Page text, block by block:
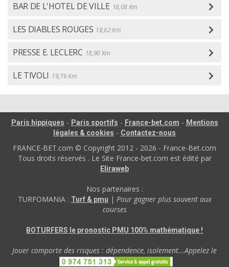
BAR DE L'HOTEL DE VILLE 18,08 Km
LES DIABLES ROUGES 18,62 Km
PRESSE E. LECLERC 18,90 Km
LE TIVOLI 19,76 Km
Paris hippiques - Paris sportifs - France-bet.com - Mentions
légales & cookies - Contactez-nous
FRANCE-BET.com © Copyright 2012 - 2026 - France-Bet.com
Tous droits réservés . Le Site France-bet.com est édité par
Eliraweb
Nos partenaires :
TURFOMANIA : Turf & pmu | Pour gagner plus souvent aux
courses
BOTURFERS le pronostic PMU 100% mathématique !
Jouer comporte des risques : dépendence, isolement...Appelez le